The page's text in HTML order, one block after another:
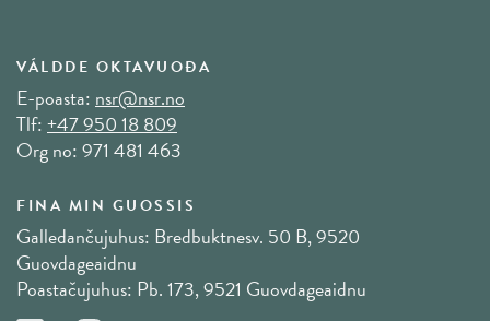
VÁLDDE OKTAVUOĐA
E-poasta: nsr@nsr.no
Tlf:+47 950 18 809
Org no: 971 481 463
FINA MIN GUOSSIS
Galledančujuhus: Bredbuktnesv. 50 B, 9520
Guovdageaidnu
Poastačujuhus: Pb. 173, 9521 Guovdageaidnu